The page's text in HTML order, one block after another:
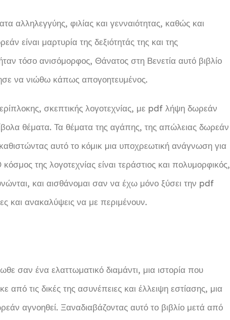
αλληλεγγύης, φιλίας και γενναιότητας, καθώς και
είναι μαρτυρία της δεξιότητάς της και της
τόσο ανισόμορφος, Θάνατος στη Βενετία αυτό βιβλίο
να νιώθω κάπως απογοητευμένος.
σκεπτικής λογοτεχνίας, με pdf λήψη δωρεάν
θέματα. Τα θέματα της αγάπης, της απώλειας δωρεάν
αυτό το κόμικ μια υποχρεωτική ανάγνωση για
της λογοτεχνίας είναι τεράστιος και πολυμορφικός,
και αισθάνομαι σαν να έχω μόνο ξύσει την pdf
και ανακαλύψεις να με περιμένουν.
σαν ένα ελαττωματικό διαμάντι, μια ιστορία που
τις δικές της ασυνέπειες και έλλειψη εστίασης, μια
αγνοηθεί. Ξαναδιαβάζοντας αυτό το βιβλίο μετά από